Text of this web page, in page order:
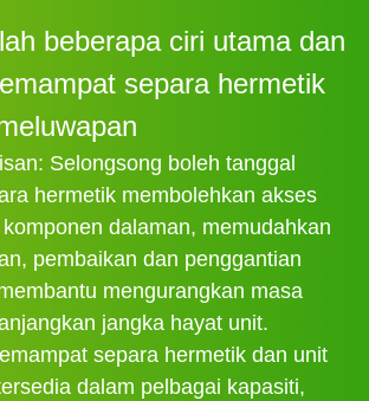
beberapa ciri utama dan
separa hermetik
Selongsong boleh tanggal
hermetik membolehkan akses
dalaman, memudahkan
pembaikan dan penggantian
mengurangkan masa
jangka hayat unit.
separa hermetik dan unit
dalam pelbagai kapasiti,